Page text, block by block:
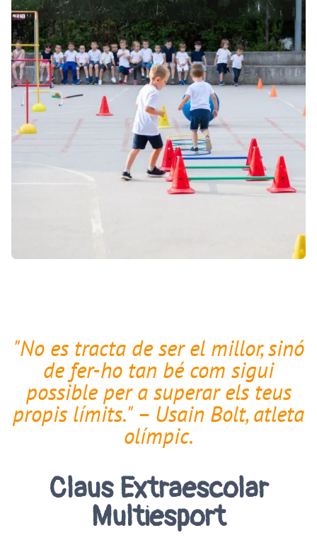
"No es tracta de ser el millor, sinó
de fer-ho tan bé com sigui
possible per a superar els teus
propis límits." – Usain Bolt, atleta
olímpic.
Claus Extraescolar
Multiesport